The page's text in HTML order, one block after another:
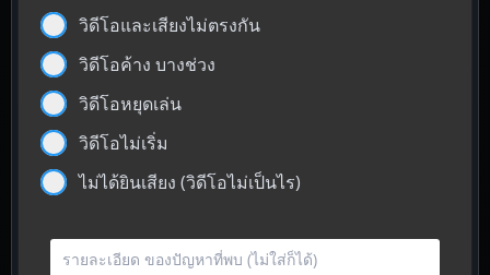
วิดีโอและเสียงไม่ตรงกัน
วิดีโอค้าง บางช่วง
วิดีโอหยุดเล่น
วิดีโอไม่เริ่ม
ไม่ได้ยินเสียง (วิดีโอไม่เป็นไร)